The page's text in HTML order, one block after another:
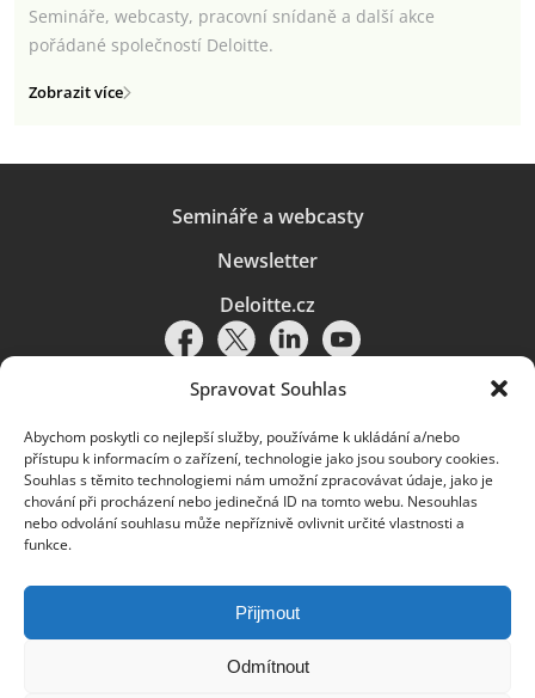
Spravovat Souhlas
Abychom poskytli co nejlepší služby, používáme k ukládání a/nebo
přístupu k informacím o zařízení, technologie jako jsou soubory cookies.
Souhlas s těmito technologiemi nám umožní zpracovávat údaje, jako je
chování při procházení nebo jedinečná ID na tomto webu. Nesouhlas
nebo odvolání souhlasu může nepříznivě ovlivnit určité vlastnosti a
funkce.
Přijmout
Odmítnout
Semináře, webcasty, pracovní snídaně a další akce
pořádané společností Deloitte.
Zobrazit více
Semináře a webcasty
Newsletter
Deloitte.cz
Pravidla používání|Ochrana osobních údajů|Soubory cookies |
Deloitte.cz
© 2026. Více informací najdete vPravidlech používání.
Deloitte označuje jednu či více společností globální sítě členských
a přidružené subjekty (souhrnně „organizace Deloitte“). Společnost DTTL
(rovněž označovaná jako „Deloitte Global“) a každá z jejích členských
společností a jejich přidružených subjektů je samostatným a nezávislým
právním subjektem, který není oprávněn zavazovat nebo přijímat závazky
za jinou z těchto členských společností a jejich přidružených subjektů ve